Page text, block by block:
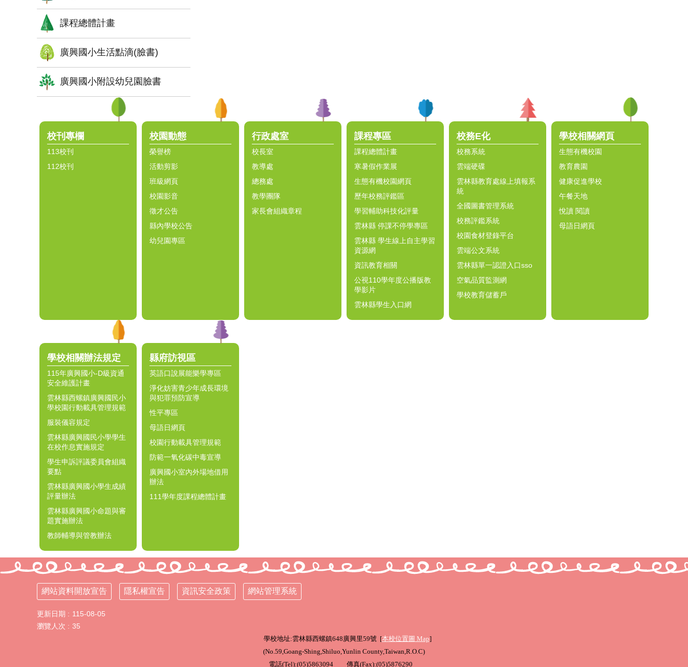
課程總體計畫
廣興國小生活點滴(臉書)
廣興國小附設幼兒園臉書
校刊專欄
113校刊
112校刊
校園動態
榮譽榜
活動剪影
班級網頁
校園影音
徵才公告
縣內學校公告
幼兒園專區
行政處室
校長室
教導處
總務處
教學團隊
家長會組織章程
課程專區
課程總體計畫
寒暑假作業展
生態有機校園網頁
歷年校務評鑑區
學習輔助科技化評量
雲林縣 停課不停學專區
雲林縣 學生線上自主學習
資源網
資訊教育相關
公視110學年度公播版教
學影片
雲林縣學生入口網
校務E化
校務系統
雲端硬碟
雲林縣教育處線上填報系
統
全國圖書管理系統
校務評鑑系統
校園食材登錄平台
雲端公文系統
雲林縣單一認證入口sso
空氣品質監測網
學校教育儲蓄戶
學校相關網頁
生態有機校園
教育農園
健康促進學校
午餐天地
悅讀 閱讀
母語日網頁
學校相關辦法規定
115年廣興國小-D級資通
安全維護計畫
雲林縣西螺鎮廣興國民小
學校園行動載具管理規範
服裝儀容規定
雲林縣廣興國民小學學生
在校作息實施規定
學生申訴評議委員會組織
要點
雲林縣廣興國小學生成績
評量辦法
雲林縣廣興國小命題與審
題實施辦法
教師輔導與管教辦法
縣府訪視區
英語口說展能樂學專區
淨化妨害青少年成長環境
與犯罪預防宣導
性平專區
母語日網頁
校園行動載具管理規範
防範一氧化碳中毒宣導
廣興國小室內外場地借用
辦法
111學年度課程總體計畫
網站資料開放宣告 隱私權宣告 資訊安全政策 網站管理系統
更新日期
115-08-05
瀏覽人次
35
學校地址:雲林縣西螺鎮648廣興里59號 [本校位置圖 Map]
(No.59,Goang-Shing,Shiluo,Yunlin County,Taiwan,R.O.C)
電話(Tel):(05)5863094 傳真(Fax):(05)5876290